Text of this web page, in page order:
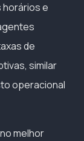
e
de
similar
operacional
melhor